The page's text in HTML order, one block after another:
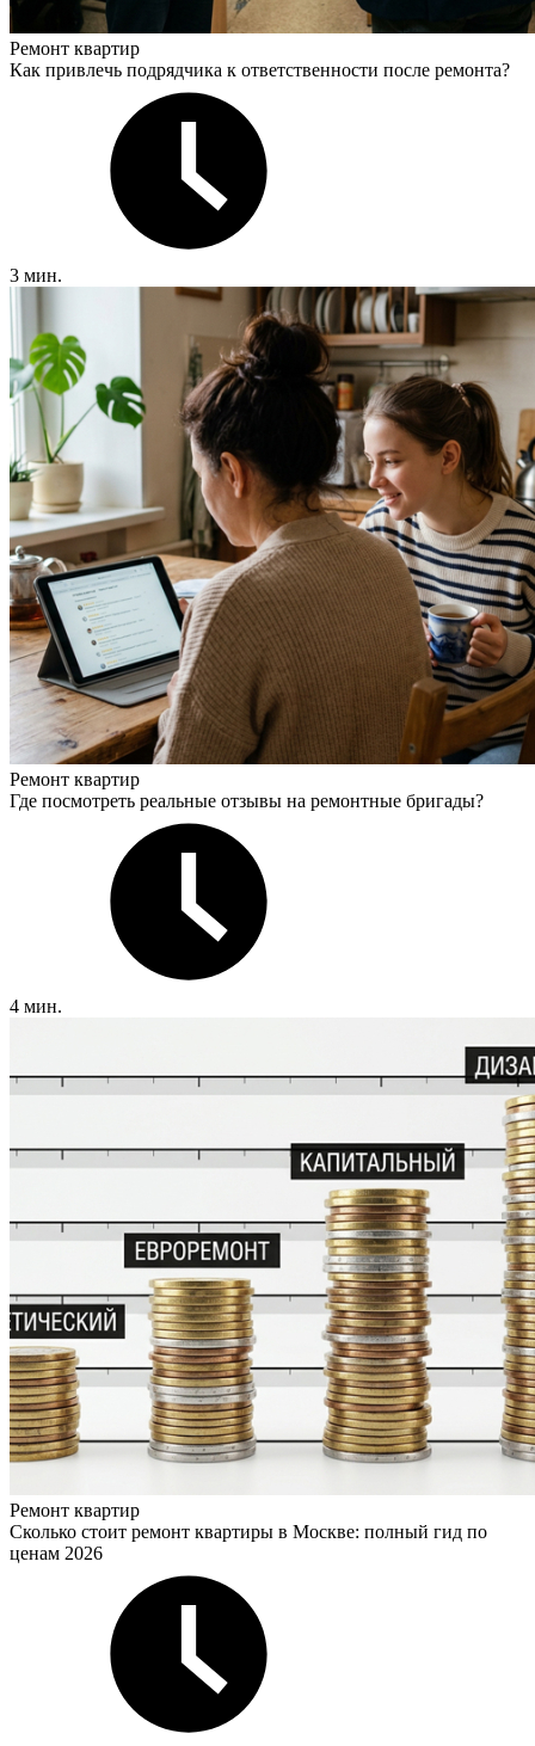
Ремонт квартир
Как привлечь подрядчика к ответственности после ремонта?
3 мин.
Ремонт квартир
Где посмотреть реальные отзывы на ремонтные бригады?
4 мин.
Ремонт квартир
Сколько стоит ремонт квартиры в Москве: полный гид по
ценам 2026